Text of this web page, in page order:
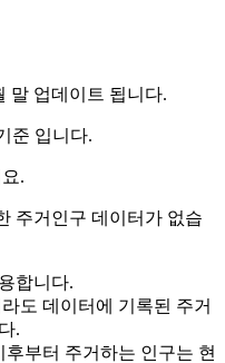
말 업데이트 됩니다.
준 입니다.
.
주거인구 데이터가 없습
합니다.
도 데이터에 기록된 주거
.
후부터 주거하는 인구는 현